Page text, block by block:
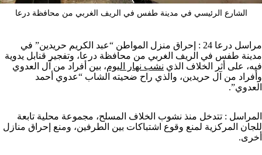
الشارع الرئيسي في مدينة طفس في الريف الغربي من محافظة درعا
مراسل درعا 24 : إحراق منزل المواطن “عبد الكريم حريدين” في
مدينة طفس في الريف الغربي من محافظة درعا، وتفجير قنابل يدوية
فيه، على أثر الخلاف الذي نشب نهار اليوم، بين أفراد من آل العدوي
وأفراد من آل حريدين، والذي راح ضحيته الشاب “عدوي أحمد
العدوي”.
المراسل : تتدخل منذ نشوب الخلاف المسلح، مجموعة محلية تابعة
للجان المركزية لمنع وقوع اشتباكات بين الطرفين، ومنع إحراق منازل
أخرى.